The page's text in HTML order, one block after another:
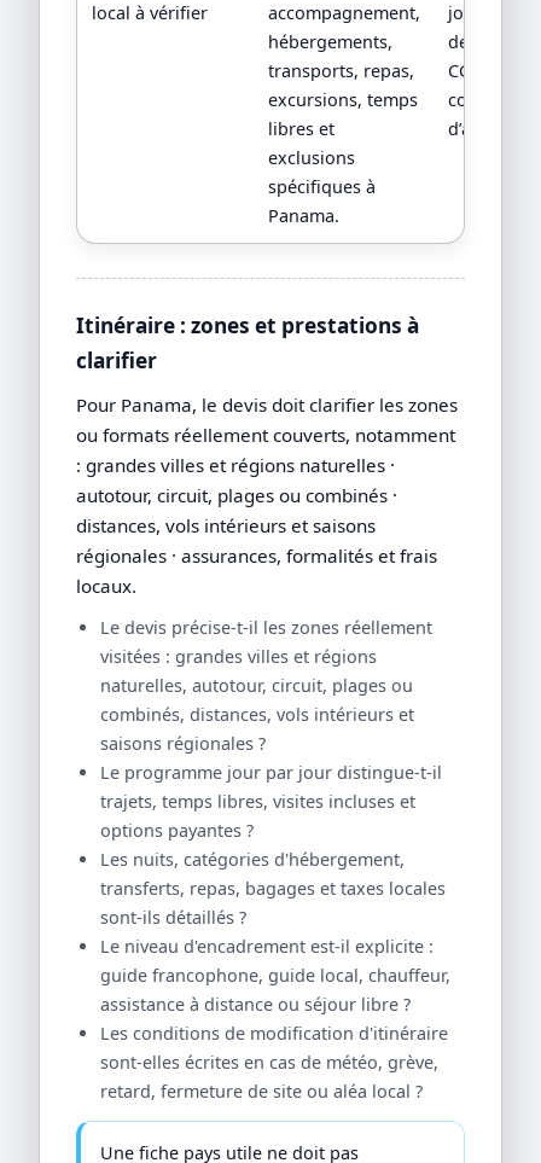
local à vérifier
accompagnement,
hébergements,
transports, repas,
excursions, temps
libres et
exclusions
spécifiques à
Panama.
jour par
devis
CGV/CPV et
conditions
Itinéraire : zones et prestations à
clarifier
Pour Panama, le devis doit clarifier les zones
ou formats réellement couverts, notamment
: grandes villes et régions naturelles ·
autotour, circuit, plages ou combinés ·
distances, vols intérieurs et saisons
régionales · assurances, formalités et frais
locaux.
Le devis précise-t-il les zones réellement
visitées : grandes villes et régions
naturelles, autotour, circuit, plages ou
combinés, distances, vols intérieurs et
saisons régionales ?
Le programme jour par jour distingue-t-il
trajets, temps libres, visites incluses et
options payantes ?
Les nuits, catégories d'hébergement,
transferts, repas, bagages et taxes locales
sont-ils détaillés ?
Le niveau d'encadrement est-il explicite :
guide francophone, guide local, chauffeur,
assistance à distance ou séjour libre ?
Les conditions de modification d'itinéraire
sont-elles écrites en cas de météo, grève,
retard, fermeture de site ou aléa local ?
Une fiche pays utile ne doit pas